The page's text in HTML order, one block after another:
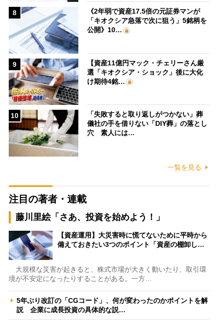
8
《2年弱で資産17.5倍の元証券マンが
「キオクシア急落で次に狙う」5銘柄を
公開》10…
9
【資産11億円マック・チェリーさん厳
選「キオクシア・ショック」後に大化
け期待4銘…
10
「失敗すると取り返しがつかない」葬
儀社の手を借りない「DIY葬」の落とし
穴 素人には…
一覧を見る
注目の著者・連載
藤川里絵「さあ、投資を始めよう！」
【資産運用】大災害時に慌てないために平時から
備えておきたい3つのポイント「資産の棚卸し…
大規模な災害が起きると、株式市場が大きく動いたり、取引環
境が不安定になったりすることがある。一方…
5年ぶり改訂の「CGコード」、何が変わったのかポイントを解
説 企業に成長投資の具体的な説…